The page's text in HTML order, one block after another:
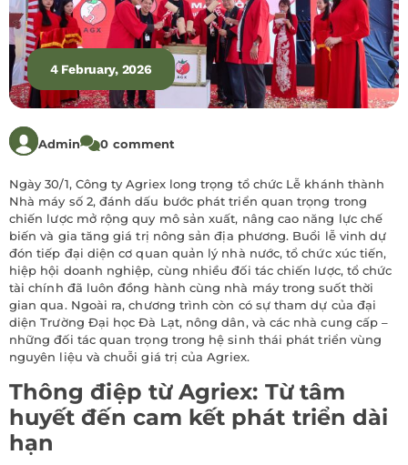
4 February, 2026
Admin 0 comment
Ngày 30/1, Công ty Agriex long trọng tổ chức Lễ khánh thành
Nhà máy số 2, đánh dấu bước phát triển quan trọng trong
chiến lược mở rộng quy mô sản xuất, nâng cao năng lực chế
biến và gia tăng giá trị nông sản địa phương. Buổi lễ vinh dự
đón tiếp đại diện cơ quan quản lý nhà nước, tổ chức xúc tiến,
hiệp hội doanh nghiệp, cùng nhiều đối tác chiến lược, tổ chức
tài chính đã luôn đồng hành cùng nhà máy trong suốt thời
gian qua. Ngoài ra, chương trình còn có sự tham dự của đại
diện Trường Đại học Đà Lạt, nông dân, và các nhà cung cấp –
những đối tác quan trọng trong hệ sinh thái phát triển vùng
nguyên liệu và chuỗi giá trị của Agriex.
Thông điệp từ Agriex: Từ tâm
huyết đến cam kết phát triển dài
hạn